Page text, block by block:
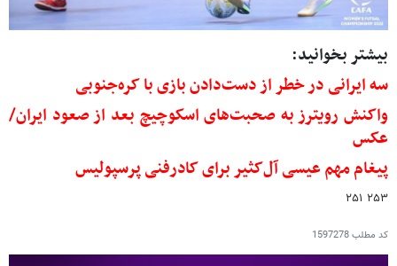
بیشتر بخوانید:
سه ایرانی در خطر از دست‌دادن بازی با کره‌جنوبی
واکنش رویترز به صحبت‌های اسکوچیچ بعد از صعود ایران/
عکس
پیغام مهم عیسی آل‌کثیر برای کادرفنی پرسپولیس
۲۵۳ ۲۵۱
کد مطلب1597278